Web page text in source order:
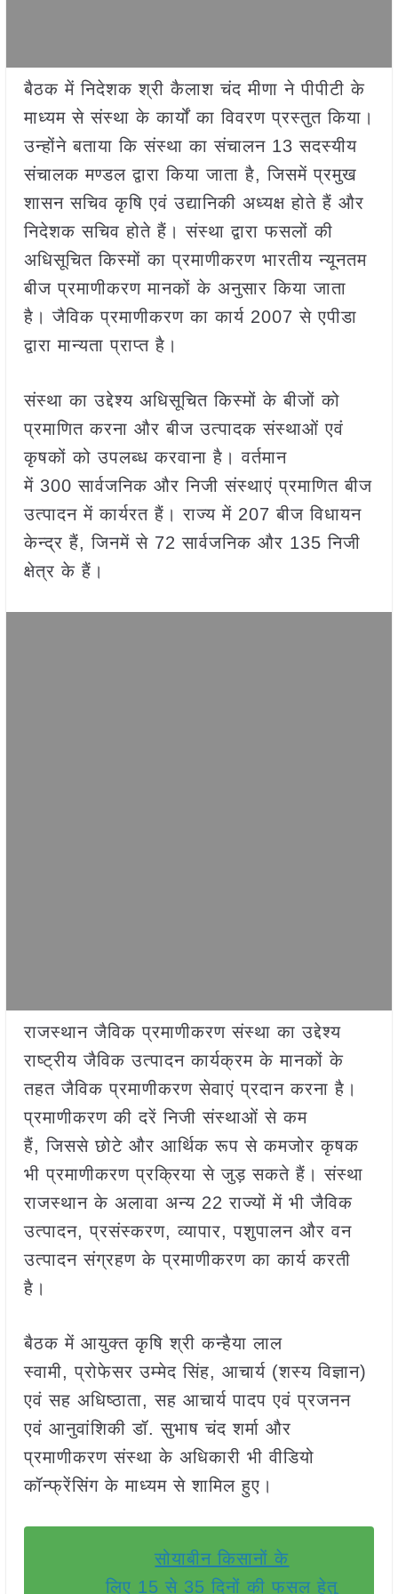
बैठक में निदेशक श्री कैलाश चंद मीणा ने पीपीटी के
माध्यम से संस्था के कार्यों का विवरण प्रस्तुत किया।
उन्होंने बताया कि संस्था का संचालन 13 सदस्यीय
संचालक मण्डल द्वारा किया जाता है, जिसमें प्रमुख
शासन सचिव कृषि एवं उद्यानिकी अध्यक्ष होते हैं और
निदेशक सचिव होते हैं। संस्था द्वारा फसलों की
अधिसूचित किस्मों का प्रमाणीकरण भारतीय न्यूनतम
बीज प्रमाणीकरण मानकों के अनुसार किया जाता
है। जैविक प्रमाणीकरण का कार्य 2007 से एपीडा
द्वारा मान्यता प्राप्त है।
संस्था का उद्देश्य अधिसूचित किस्मों के बीजों को
प्रमाणित करना और बीज उत्पादक संस्थाओं एवं
कृषकों को उपलब्ध करवाना है। वर्तमान
में 300 सार्वजनिक और निजी संस्थाएं प्रमाणित बीज
उत्पादन में कार्यरत हैं। राज्य में 207 बीज विधायन
केन्द्र हैं, जिनमें से 72 सार्वजनिक और 135 निजी
क्षेत्र के हैं।
राजस्थान जैविक प्रमाणीकरण संस्था का उद्देश्य
राष्ट्रीय जैविक उत्पादन कार्यक्रम के मानकों के
तहत जैविक प्रमाणीकरण सेवाएं प्रदान करना है।
प्रमाणीकरण की दरें निजी संस्थाओं से कम
हैं, जिससे छोटे और आर्थिक रूप से कमजोर कृषक
भी प्रमाणीकरण प्रक्रिया से जुड़ सकते हैं। संस्था
राजस्थान के अलावा अन्य 22 राज्यों में भी जैविक
उत्पादन, प्रसंस्करण, व्यापार, पशुपालन और वन
उत्पादन संग्रहण के प्रमाणीकरण का कार्य करती
है।
बैठक में आयुक्त कृषि श्री कन्हैया लाल
स्वामी, प्रोफेसर उम्मेद सिंह, आचार्य (शस्य विज्ञान)
एवं सह अधिष्ठाता, सह आचार्य पादप एवं प्रजनन
एवं आनुवांशिकी डॉ. सुभाष चंद शर्मा और
प्रमाणीकरण संस्था के अधिकारी भी वीडियो
कॉन्फ्रेंसिंग के माध्यम से शामिल हुए।
सोयाबीन किसानों के
लिए 15 से 35 दिनों की फसल हेतु